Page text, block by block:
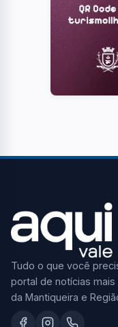
Tudo o que você
portal de notícias
da Mantiqueira e